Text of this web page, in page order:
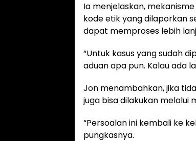
Ia menjelaskan,
kode etik yang dilaporkan
dapat memproses lebih
“Untuk kasus yang sudah
aduan apa pun. Kalau ada
Jon menambahkan, jika
juga bisa dilakukan melalui
“Persoalan ini kembali ke
pungkasnya.